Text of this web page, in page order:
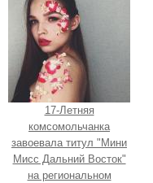
17-Летняя
комсомольчанка
завоевала титул "Мини
Мисс Дальний Восток"
на региональном